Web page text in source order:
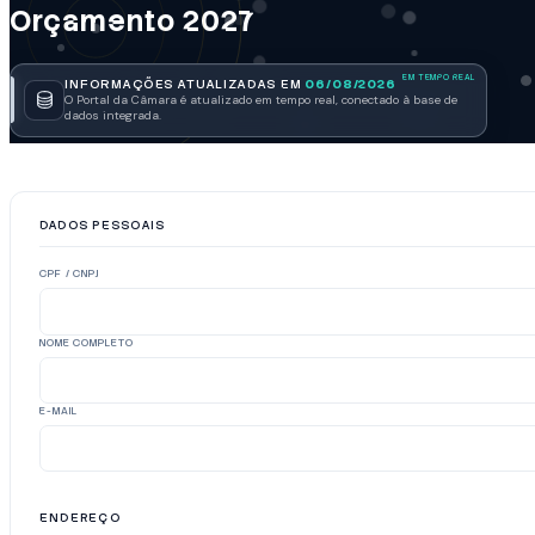
Orçamento 2027
INFORMAÇÕES ATUALIZADAS EM 06/08/2026
O Portal da Câmara é atualizado em tempo real, conectado à base de
dados integrada.
DADOS PESSOAIS
CPF / CNPJ
NOME COMPLETO
E-MAIL
ENDEREÇO